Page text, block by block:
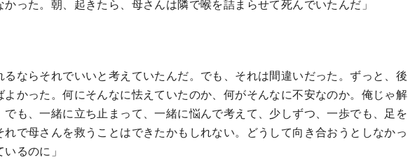
った。朝、起きたら、母さんは隣で喉を詰まらせて死んでいたんだ」
るならそれでいいと考えていたんだ。でも、それは間違いだった。ずっと、後
かった。何にそんなに怯えていたのか、何がそんなに不安なのか。俺じゃ解
も、一緒に立ち止まって、一緒に悩んで考えて、少しずつ、一歩でも、足を
で母さんを救うことはできたかもしれない。どうして向き合おうとしなかっ
るのに」